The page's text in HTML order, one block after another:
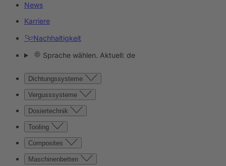
News
Karriere
Nachhaltigkeit
Sprache wählen. Aktuell: de
Dichtungssysteme
Vergusssysteme
Dosiertechnik
Tooling
Composites
Maschinenbetten